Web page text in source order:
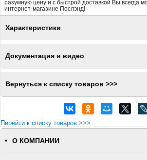
разумную цену и с быстрой доставкой Вы всегда
интернет-магазине Послэнд!
Характеристики
Документация и видео
Вернуться к списку товаров >>>
Перейти к списку товаров >>>
О КОМПАНИИ